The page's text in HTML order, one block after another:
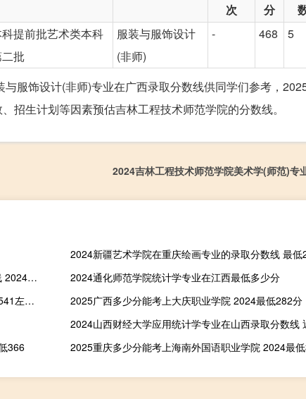
次
分
提前批艺术类本科
批
服装与服饰设计
(非师)
- 468 5
服饰设计(非师)专业在广西录取分数线供同学们参考，
招生计划等因素预估吉林工程技术师范学院的分数线。
2024吉林工程技术师范学院美术学(师范)专
2024新疆艺术学院在重庆绘画专业的录取分数线 最低
2024曲阜师范大学音乐学(师范，声乐方向)专业各省最低分数线 2024最低502分
2024通化师范学院统计学专业在江西最低多少分
2025云南多少分能考上青岛大学信息管理与信息系统专业 预测541左右(含2022-2024分数)
2025广西多少分能考上大庆职业学院 2024最低282分
2024山西财经大学应用统计学专业在山西录取分数线
366
2025重庆多少分能考上海南外国语职业学院 2024最